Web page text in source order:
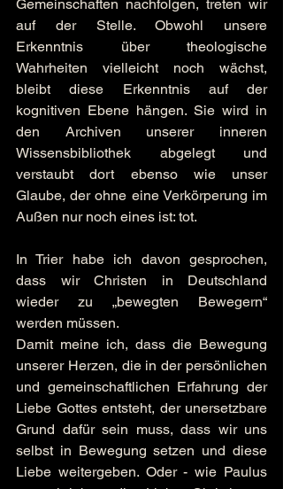
Gemeinschaften nachfolgen, treten wir
auf der Stelle. Obwohl unsere
Erkenntnis über theologische
Wahrheiten vielleicht noch wächst,
bleibt diese Erkenntnis auf der
kognitiven Ebene hängen. Sie wird in
den Archiven unserer inneren
Wissensbibliothek abgelegt und
verstaubt dort ebenso wie unser
Glaube, der ohne eine Verkörperung im
Außen nur noch eines ist: tot.
In Trier habe ich davon gesprochen,
dass wir Christen in Deutschland
wieder zu „bewegten Bewegern“
werden müssen.
Damit meine ich, dass die Bewegung
unserer Herzen, die in der persönlichen
und gemeinschaftlichen Erfahrung der
Liebe Gottes entsteht, der unersetzbare
Grund dafür sein muss, dass wir uns
selbst in Bewegung setzen und diese
Liebe weitergeben. Oder - wie Paulus